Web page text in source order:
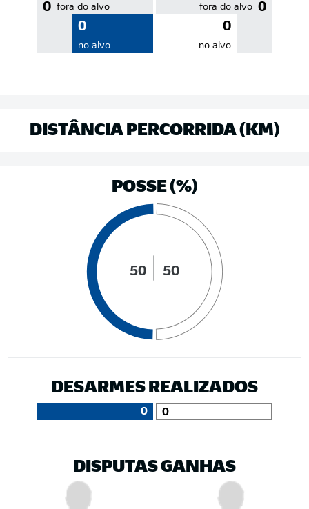
0 fora do alvo
0
no alvo
0
fora do alvo
0
no alvo
DISTÂNCIA PERCORRIDA (KM)
POSSE (%)
50 50
DESARMES REALIZADOS
0 0
DISPUTAS GANHAS